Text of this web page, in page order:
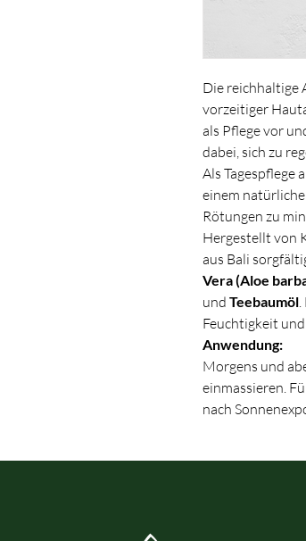
Die reichhaltige
vorzeitiger
als Pflege vor
dabei, sich zu
Als Tagespflege
einem
Rötungen zu
Hergestellt von
aus Bali
Vera (Aloe
und Teebaumöl
Feuchtigkeit
Anwendung:
Morgens und
einmassieren.
nach